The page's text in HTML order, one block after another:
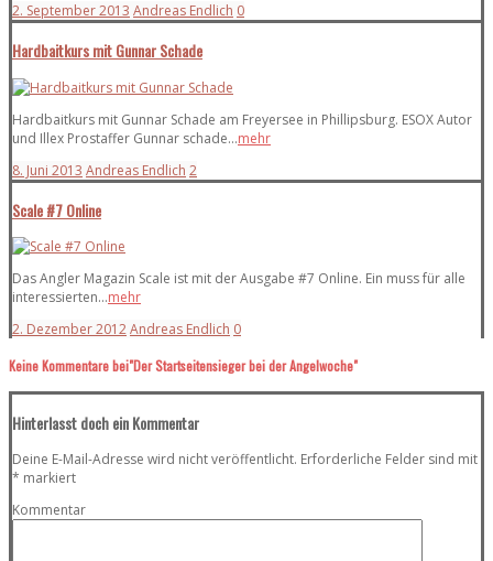
2. September 2013 Andreas Endlich 0
Hardbaitkurs mit Gunnar Schade
Hardbaitkurs mit Gunnar Schade am Freyersee in Phillipsburg. ESOX Autor
und Illex Prostaffer Gunnar schade...mehr
8. Juni 2013 Andreas Endlich 2
Scale #7 Online
Das Angler Magazin Scale ist mit der Ausgabe #7 Online. Ein muss für alle
interessierten...mehr
2. Dezember 2012Andreas Endlich 0
Keine Kommentarebei"Der Startseitensieger bei der Angelwoche"
Hinterlasst doch ein Kommentar
Deine E-Mail-Adresse wird nicht veröffentlicht. Erforderliche Felder sind mit
* markiert
Kommentar